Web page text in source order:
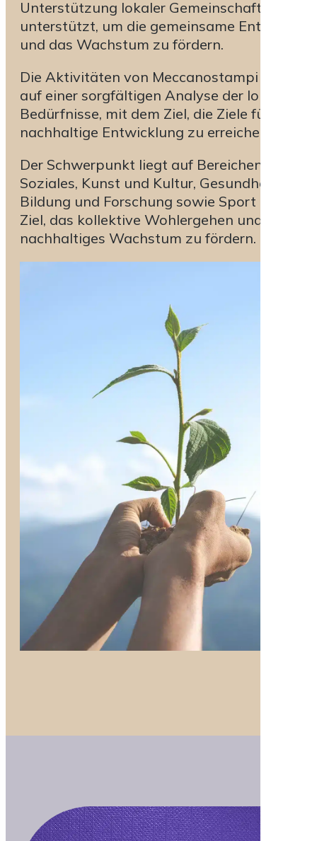
Unterstützung lokaler Gemeinschaften
unterstützt, um die gemeinsame
und das Wachstum zu fördern.
Die Aktivitäten von Meccanostampi beruhen
auf einer sorgfältigen Analyse der lokalen
Bedürfnisse, mit dem Ziel, die Ziele für
nachhaltige Entwicklung zu erreichen.
Der Schwerpunkt liegt auf Bereichen wie
Soziales, Kunst und Kultur, Gesundheit,
Bildung und Forschung sowie Sport mit dem
Ziel, das kollektive Wohlergehen und
nachhaltiges Wachstum zu fördern.